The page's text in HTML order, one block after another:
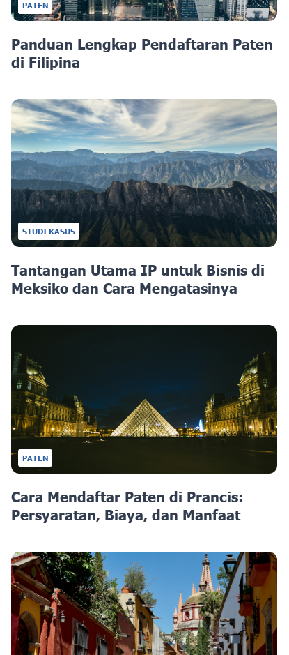
PATEN
Panduan Lengkap Pendaftaran Paten
di Filipina
STUDI KASUS
Tantangan Utama IP untuk Bisnis di
Meksiko dan Cara Mengatasinya
PATEN
Cara Mendaftar Paten di Prancis:
Persyaratan, Biaya, dan Manfaat